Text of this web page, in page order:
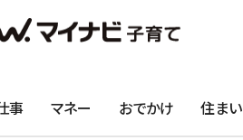
事 マネー おでかけ 住まい